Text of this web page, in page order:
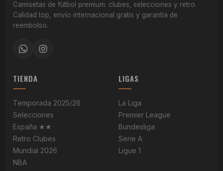
Camisetas de fútbol premium: clubes, selecciones y retro.
Calidad top, envío internacional gratis y garantía de
reembolso.
TIENDA
Temporada 2025/26
Selecciones
España ★★
Retro Clubes
Mundial 2026
NBA
LIGAS
La Liga
Premier League
Bundesliga
Serie A
Ligue 1